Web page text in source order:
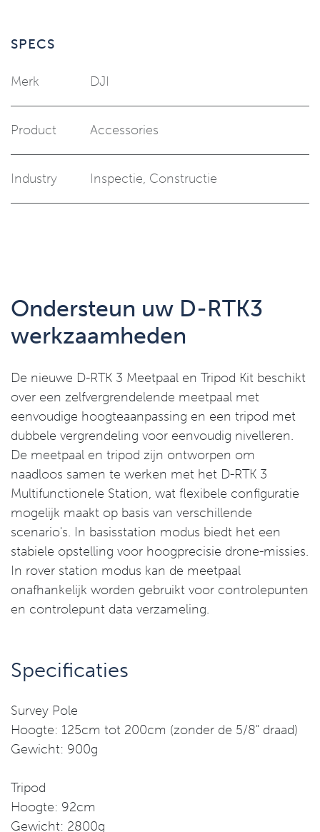
SPECS
Merk DJI
Product Accessories
Industry Inspectie, Constructie
Ondersteun uw D-RTK3
werkzaamheden
De nieuwe D-RTK 3 Meetpaal en Tripod Kit beschikt
over een zelfvergrendelende meetpaal met
eenvoudige hoogteaanpassing en een tripod met
dubbele vergrendeling voor eenvoudig nivelleren.
De meetpaal en tripod zijn ontworpen om
naadloos samen te werken met het D-RTK 3
Multifunctionele Station, wat flexibele configuratie
mogelijk maakt op basis van verschillende
scenario's. In basisstation modus biedt het een
stabiele opstelling voor hoogprecisie drone-missies.
In rover station modus kan de meetpaal
onafhankelijk worden gebruikt voor controlepunten
en controlepunt data verzameling.
Specificaties
Survey Pole
Hoogte: 125cm tot 200cm (zonder de 5/8" draad)
Gewicht: 900g
Tripod
Hoogte: 92cm
Gewicht: 2800g